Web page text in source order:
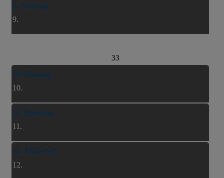
9. Sonntag
9.
33
10. Montag
10.
11. Dienstag
11.
12. Mittwoch
12.